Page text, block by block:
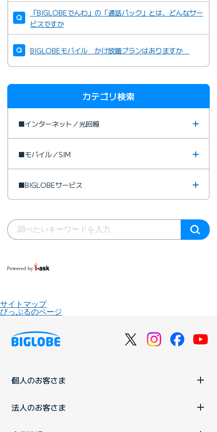
「BIGLOBEでんわ」の「通話パック」とは、どんなサー
ビスですか
BIGLOBEモバイル かけ放題プランはありますか
カテゴリ検索
■インターネット／光回線
■モバイル／SIM
■BIGLOBEサービス
サイトマップ
びっぷるのページ
個人のお客さま
法人のお客さま